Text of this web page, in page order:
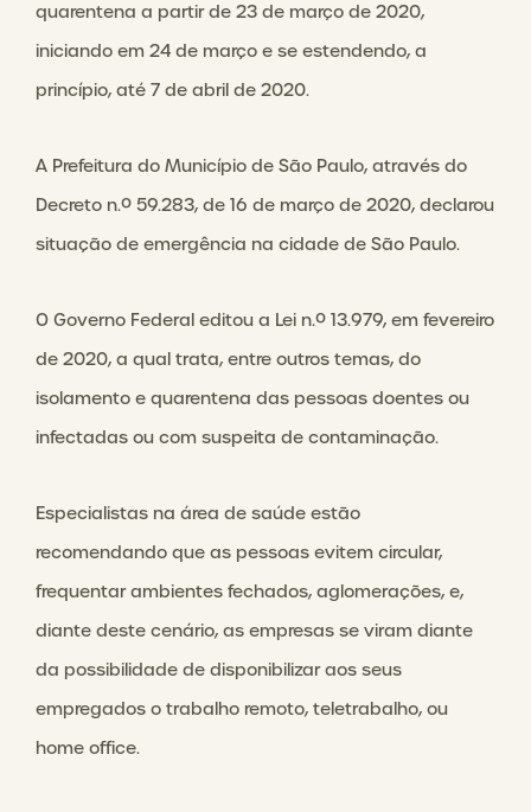
quarentena a partir de 23 de março de 2020,
iniciando em 24 de março e se estendendo, a
princípio, até 7 de abril de 2020.
A Prefeitura do Município de São Paulo, através do
Decreto n.º 59.283, de 16 de março de 2020, declarou
situação de emergência na cidade de São Paulo.
O Governo Federal editou a Lei n.º 13.979, em fevereiro
de 2020, a qual trata, entre outros temas, do
isolamento e quarentena das pessoas doentes ou
infectadas ou com suspeita de contaminação.
Especialistas na área de saúde estão
recomendando que as pessoas evitem circular,
frequentar ambientes fechados, aglomerações, e,
diante deste cenário, as empresas se viram diante
da possibilidade de disponibilizar aos seus
empregados o trabalho remoto, teletrabalho, ou
home office.